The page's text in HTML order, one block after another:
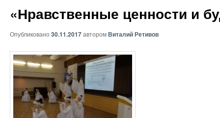
«Нравственные ценности и
Опубликовано 30.11.2017авторомВиталий Ретивов